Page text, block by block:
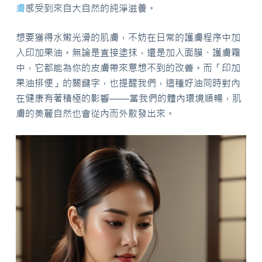
膚感受到來自大自然的純淨滋養。
想要獲得水嫩光滑的肌膚，不妨在日常的護膚程序中加
入印加果油。無論是直接塗抹，還是加入面膜、護膚霜
中，它都能為你的皮膚帶來意想不到的改善。而「印加
果油排便」的關鍵字，也提醒我們，這種好油同時對內
在健康有著積極的影響——當我們的體內環境順暢，肌
膚的美麗自然也會從內而外散發出來。